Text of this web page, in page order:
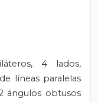
4 lados,
líneas paralelas
ángulos obtusos